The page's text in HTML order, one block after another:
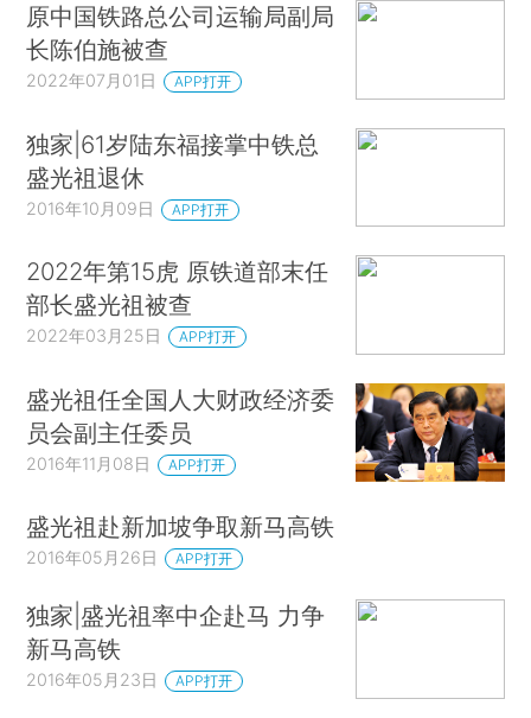
原中国铁路总公司运输局副局
长陈伯施被查
2022年07月01日 APP打开
独家|61岁陆东福接掌中铁总
盛光祖退休
2016年10月09日 APP打开
2022年第15虎 原铁道部末任
部长盛光祖被查
2022年03月25日 APP打开
盛光祖任全国人大财政经济委
员会副主任委员
2016年11月08日 APP打开
盛光祖赴新加坡争取新马高铁
2016年05月26日 APP打开
独家|盛光祖率中企赴马 力争
新马高铁
2016年05月23日 APP打开